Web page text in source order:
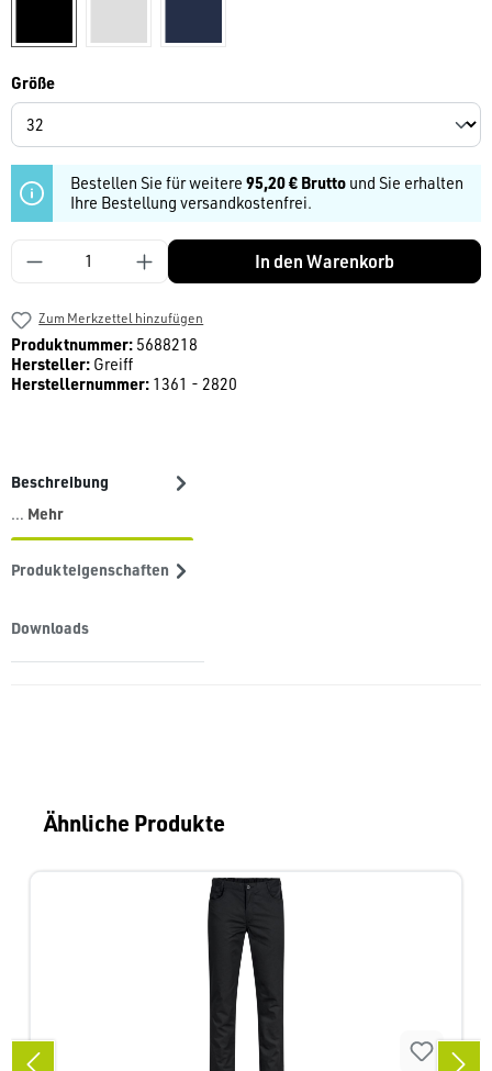
Größeauswählen
Bestellen Sie für weitere 95,20 € Brutto und Sie erhalten
Ihre Bestellung versandkostenfrei.
Produkt Anzahl: Gib den gewünschten Wert
In den Warenkorb
Zum Merkzettel hinzufügen
Produktnummer: 5688218
Hersteller: Greiff
Herstellernummer: 1361 - 2820
Beschreibung
… Mehr
Produkteigenschaften
Downloads
Produktgalerie überspringen
Ähnliche Produkte